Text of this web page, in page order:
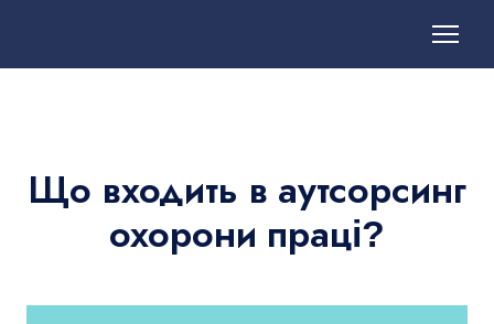
Що входить в аутсорсинг
охорони праці?